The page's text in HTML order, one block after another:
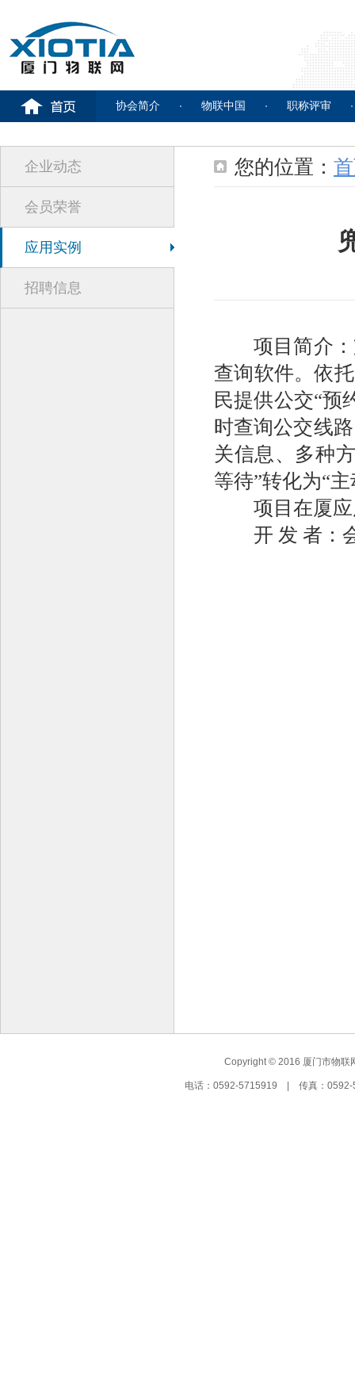
协会简介 物联中国 职称评审
企业动态
会员荣誉
应用实例
招聘信息
您的位置：
项目简介：
查询软件。依
民提供公交“预
时查询公交线
关信息、多种
等待”转化为“
项目在厦应
开 发 者：会
Copyright © 2016 厦门市物
电话：0592-5715919 | 传真：0592-